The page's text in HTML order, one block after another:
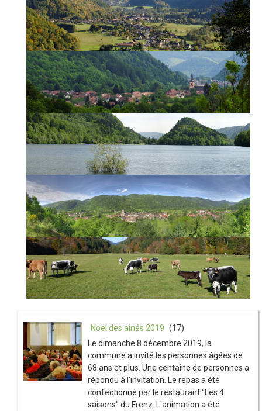
Noël des aînés 2019 (17)
Le dimanche 8 décembre 2019, la
commune a invité les personnes âgées de
68 ans et plus. Une centaine de personnes a
répondu à l'invitation. Le repas a été
confectionné par le restaurant "Les 4
saisons" du Frenz. L'animation a été